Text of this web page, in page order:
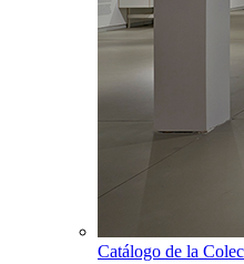
Catálogo de la